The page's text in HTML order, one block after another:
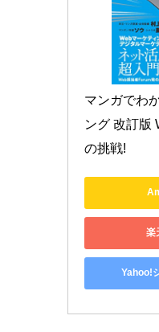
マンガでわ
ング 改訂版
の挑戦!
楽
Yahoo!